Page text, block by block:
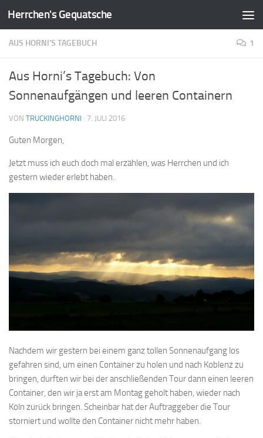
Zum Inhalt springen
Herrchen's Gequatsche
AUS HORNI'S TAGEBUCH 1
Aus Horni’s Tagebuch: Von
Sonnenaufgängen und leeren Containern
VON TRUCKINGHORNI · 7. JULI 2016
Guten Morgen,
Jetzt muss ich euch doch mal erzählen, was Herrchen und ich
gestern wieder erlebt haben.
Nachdem wir gestern bei einem ganz tollen Sonnenaufgang los
gefahren sind, um einen Container zu holen und nach Koblenz zu
bringen, durften wir bei der anschließenden Tour dann einen leeren
Container, den wir ja erst am Montag geholt haben, wieder nach
Köln zurück bringen. Scheinbar hat der Auftraggeber die Tour
storniert und wollte den Container nicht mehr haben.